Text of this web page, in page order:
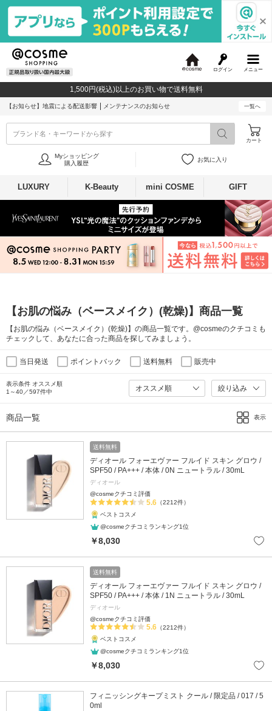
メニュー
ログイン
c
o
1,500円(税込)以上のお買い物で送料無料
【お知らせ】 地震による配送影響 メンテナンスのお知らせ 一覧へ
ブランド名・キーワードから探す
カート
Myショッピング
購入履歴
お気に入り
LUXURY K-Beauty mini COSME GIFT
【お肌の悩み（ベースメイク）(乾燥)】商品一覧
【お肌の悩み（ベースメイク）(乾燥)】の商品一覧です。@cosmeのクチコミも
チェックして、あなたに合った商品を探してみましょう。
当日発送 ポイントバック 送料無料 販売中
表示条件 オススメ順
1～40／597件中
絞り込み
商品一覧 表示
送料無料
ディオール フォーエヴァー フルイド スキン グロウ /
SPF50 / PA+++ / 本体 / 0N ニュートラル / 30mL
ディオール
@cosmeクチコミ評価
5.6 （2212件）
ベストコスメ
@cosmeクチコミランキング1位
￥8,030
送料無料
ディオール フォーエヴァー フルイド スキン グロウ /
SPF50 / PA+++ / 本体 / 1N ニュートラル / 30mL
ディオール
@cosmeクチコミ評価
5.6 （2212件）
ベストコスメ
@cosmeクチコミランキング1位
￥8,030
フィニッシングキープミスト クール / 限定品 / 017 / 5
0ml